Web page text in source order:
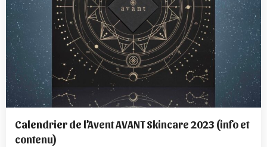
Calendrier de l’Avent AVANT Skincare 2023 (info et
contenu)